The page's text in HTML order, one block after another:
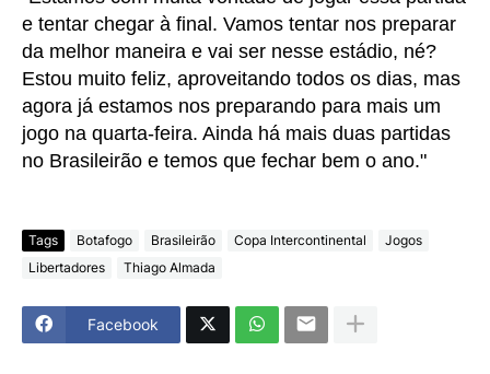
e tentar chegar à final. Vamos tentar nos preparar
da melhor maneira e vai ser nesse estádio, né?
Estou muito feliz, aproveitando todos os dias, mas
agora já estamos nos preparando para mais um
jogo na quarta-feira. Ainda há mais duas partidas
no Brasileirão e temos que fechar bem o ano."
Tags Botafogo Brasileirão Copa Intercontinental
Jogos
Libertadores
Thiago Almada
Facebook